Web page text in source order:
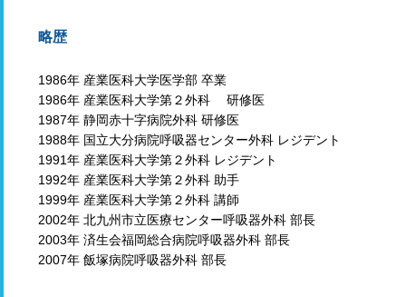
略歴
1986年 産業医科大学医学部 卒業
1986年 産業医科大学第２外科 研修医
1987年 静岡赤十字病院外科 研修医
1988年 国立大分病院呼吸器センター外科 レジデント
1991年 産業医科大学第２外科 レジデント
1992年 産業医科大学第２外科 助手
1999年 産業医科大学第２外科 講師
2002年 北九州市立医療センター呼吸器外科 部長
2003年 済生会福岡総合病院呼吸器外科 部長
2007年 飯塚病院呼吸器外科 部長